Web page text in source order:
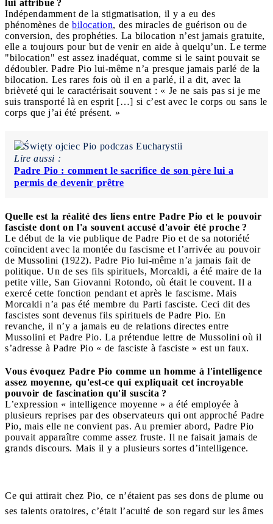
lui attribue ?
Indépendamment de la stigmatisation, il y a eu des
phénomènes de bilocation, des miracles de guérison ou de
conversion, des prophéties. La bilocation n’est jamais gratuite,
elle a toujours pour but de venir en aide à quelqu’un. Le terme
"bilocation" est assez inadéquat, comme si le saint pouvait se
dédoubler. Padre Pio lui-même n’a presque jamais parlé de la
bilocation. Les rares fois où il en a parlé, il a dit, avec la
brièveté qui le caractérisait souvent : « Je ne sais pas si je me
suis transporté là en esprit […] si c’est avec le corps ou sans le
corps que j’ai été présent. »
Lire aussi :
Padre Pio : comment le sacrifice de son père lui a
permis de devenir prêtre
Quelle est la réalité des liens entre Padre Pio et le pouvoir
fasciste dont on l'a souvent accusé d'avoir été proche ?
Le début de la vie publique de Padre Pio et de sa notoriété
coïncident avec la montée du fascisme et l’arrivée au pouvoir
de Mussolini (1922). Padre Pio lui-même n’a jamais fait de
politique. Un de ses fils spirituels, Morcaldi, a été maire de la
petite ville, San Giovanni Rotondo, où était le couvent. Il a
exercé cette fonction pendant et après le fascisme. Mais
Morcaldi n’a pas été membre du Parti fasciste. Ceci dit des
fascistes sont devenus fils spirituels de Padre Pio. En
revanche, il n’y a jamais eu de relations directes entre
Mussolini et Padre Pio. La prétendue lettre de Mussolini où il
s’adresse à Padre Pio « de fasciste à fasciste » est un faux.
Vous évoquez Padre Pio comme un homme à l'intelligence
assez moyenne, qu'est-ce qui expliquait cet incroyable
pouvoir de fascination qu'il suscita ?
L’expression « intelligence moyenne » a été employée à
plusieurs reprises par des observateurs qui ont approché Padre
Pio, mais elle ne convient pas. Au premier abord, Padre Pio
pouvait apparaître comme assez fruste. Il ne faisait jamais de
grands discours. Mais il y a plusieurs sortes d’intelligence.
Ce qui attirait chez Pio, ce n’étaient pas ses dons de plume ou
ses talents oratoires, c’était l’acuité de son regard sur les âmes